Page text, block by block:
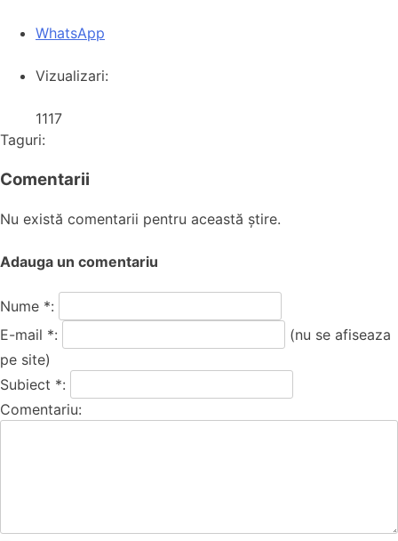
WhatsApp
Vizualizari:
1117
Taguri:
Comentarii
Nu există comentarii pentru această știre.
Adauga un comentariu
Nume *:
E-mail *:
(nu se afiseaza
pe site)
Subiect *:
Comentariu: